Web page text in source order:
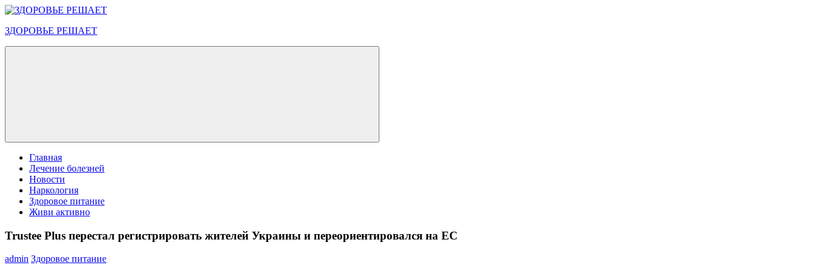
Перейти
содержимому
ЗДОРОВЬЕ РЕШАЕТ
Меню
Главная
Лечение болезней
Новости
Наркология
Здоровое питание
Живи активно
Trustee Plus перестал регистрировать жителей Украины и переориентировался на ЕС
admin Здоровое питание